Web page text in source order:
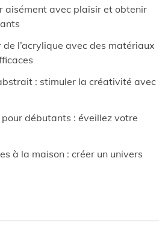
aisément avec plaisir et obtenir
de l’acrylique avec des matériaux
: stimuler la créativité avec
débutants : éveillez votre
à la maison : créer un univers